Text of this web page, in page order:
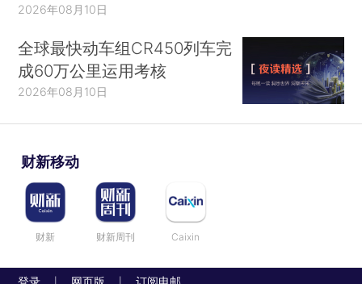
2026年08月10日
全球最快动车组CR450列车完
成60万公里运用考核
2026年08月10日
财新移动
财新 财新周刊 Caixin